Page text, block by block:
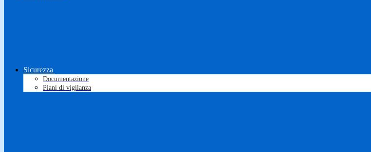
Sicurezza
Documentazione
Piani di vigilanza